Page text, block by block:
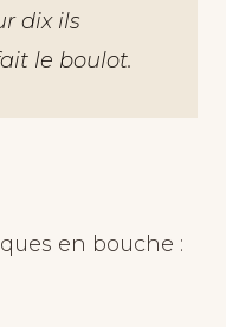
dix ils
le boulot.
en bouche :